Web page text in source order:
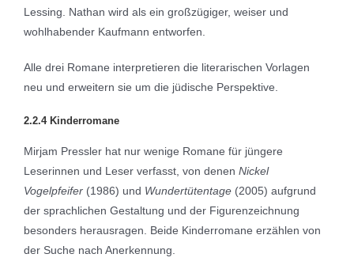
Lessing. Nathan wird als ein großzügiger, weiser und
wohlhabender Kaufmann entworfen.
Alle drei Romane interpretieren die literarischen Vorlagen
neu und erweitern sie um die jüdische Perspektive.
2.2.4 Kinderromane
Mirjam Pressler hat nur wenige Romane für jüngere
Leserinnen und Leser verfasst, von denen Nickel
Vogelpfeifer (1986) und Wundertütentage (2005) aufgrund
der sprachlichen Gestaltung und der Figurenzeichnung
besonders herausragen. Beide Kinderromane erzählen von
der Suche nach Anerkennung.